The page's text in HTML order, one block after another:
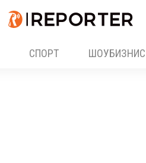
СПОРТ ШОУБИЗНИС